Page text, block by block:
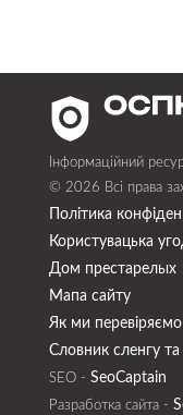
Інформаційний
© 2026 Всі права
Політика
Користувацька
Дом престарелых
Мапа сайту
Як ми перевіряємо
Словник сленгу
SEO - SeoСaptain
Разработка сайта -